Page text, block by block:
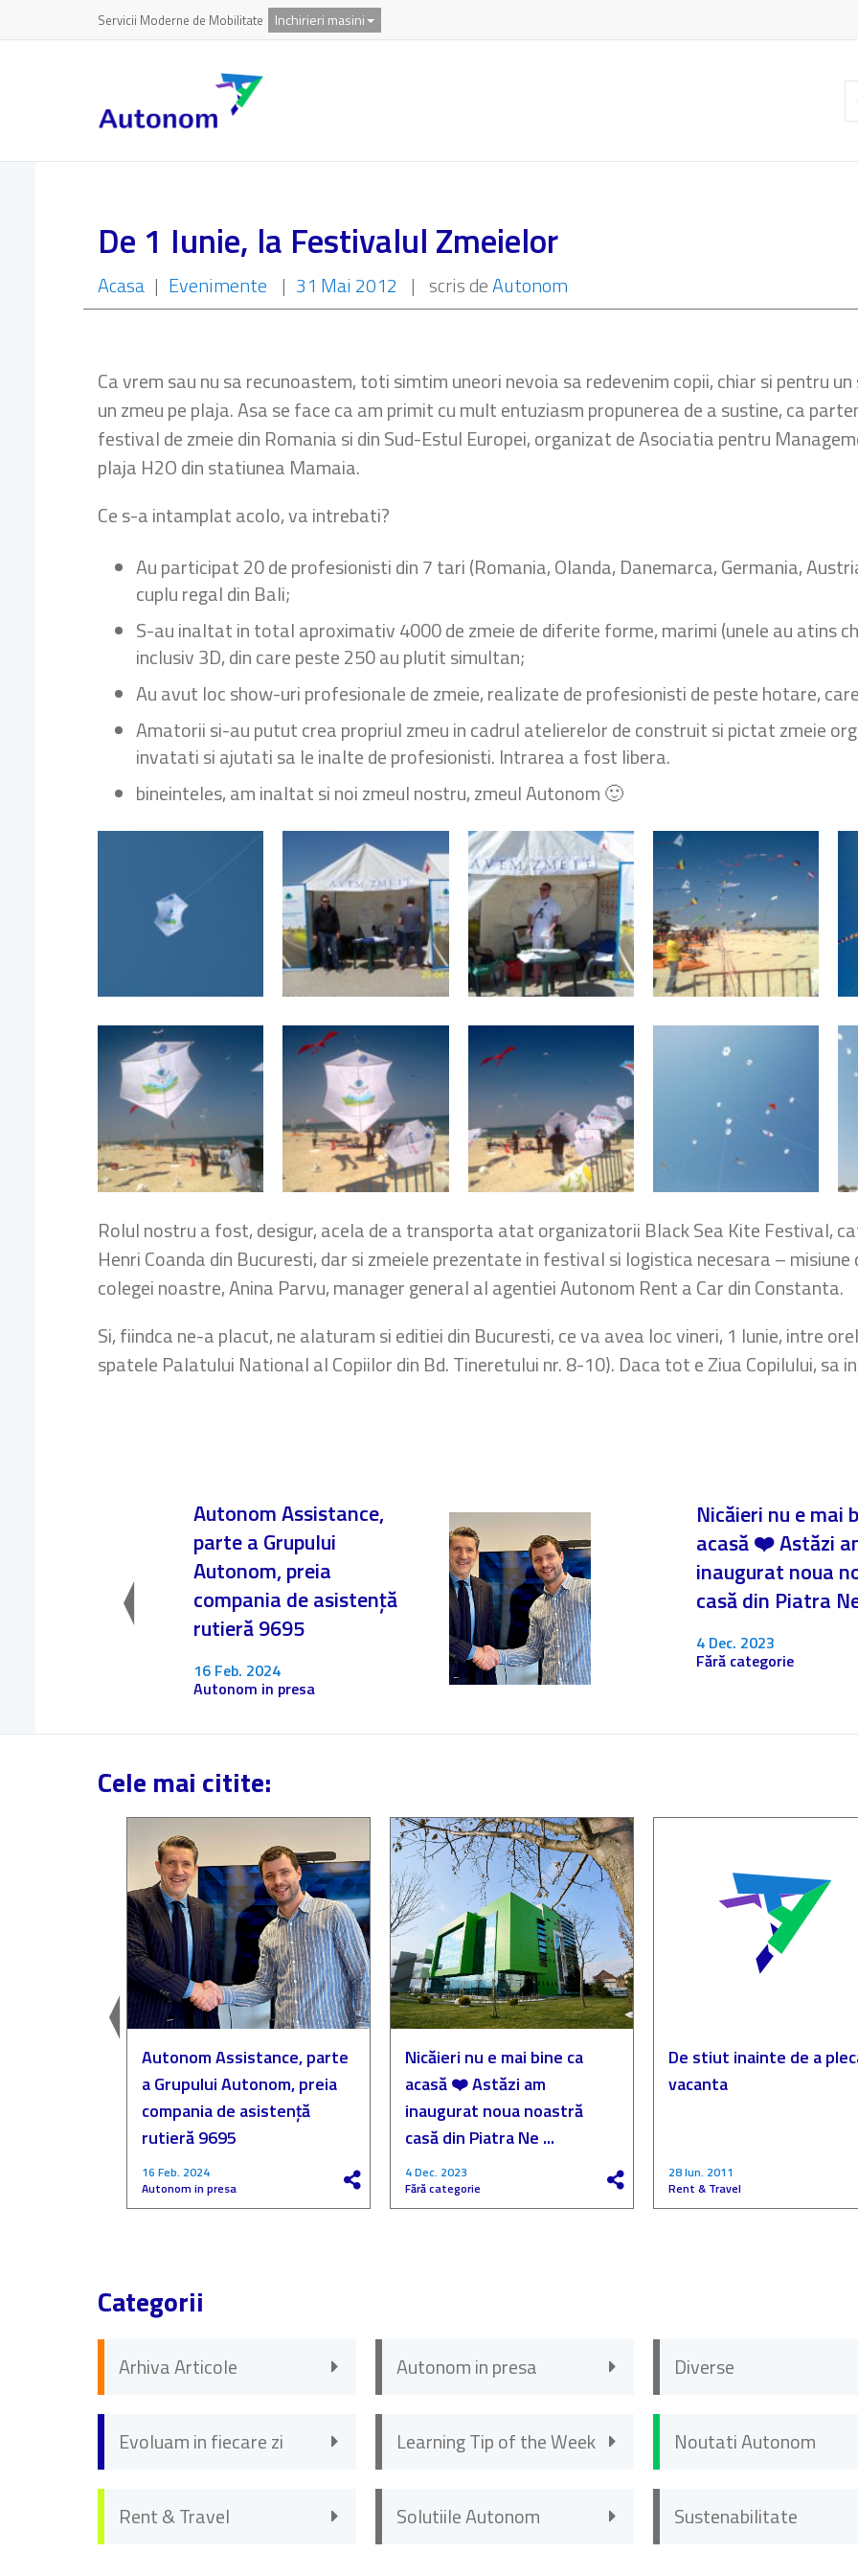
Servicii Moderne de Mobilitate Inchirieri masini
De 1 Iunie, la Festivalul Zmeielor
Acasa | Evenimente | 31 Mai 2012 | scris deAutonom
Ca vrem sau nu sa recunoastem, toti simtim uneori nevoia sa redevenim copii, chiar si pentru
un zmeu pe plaja. Asa se face ca am primit cu mult entuziasm propunerea de a sustine, ca
festival de zmeie din Romania si din Sud-Estul Europei, organizat de Asociatia pentru
plaja H2O din statiunea Mamaia.
Ce s-a intamplat acolo, va intrebati?
Au participat 20 de profesionisti din 7 tari (Romania, Olanda, Danemarca, Germania,
cuplu regal din Bali;
S-au inaltat in total aproximativ 4000 de zmeie de diferite forme, marimi (unele au atins
inclusiv 3D, din care peste 250 au plutit simultan;
Au avut loc show-uri profesionale de zmeie, realizate de profesionisti de peste hotare,
Amatorii si-au putut crea propriul zmeu in cadrul atelierelor de construit si pictat zmeie
invatati si ajutati sa le inalte de profesionisti. Intrarea a fost libera.
bineinteles, am inaltat si noi zmeul nostru, zmeul Autonom 🙂
Rolul nostru a fost, desigur, acela de a transporta atat organizatorii Black Sea Kite Festival,
Henri Coanda din Bucuresti, dar si zmeiele prezentate in festival si logistica necesara –
colegei noastre, Anina Parvu, manager general al agentiei Autonom Rent a Car din Constanta.
Si, fiindca ne-a placut, ne alaturam si editiei din Bucuresti, ce va avea loc vineri, 1 Iunie, intre
spatele Palatului National al Copiilor din Bd. Tineretului nr. 8-10). Daca tot e Ziua Copilului, sa
Autonom Assistance,
parte a Grupului
Autonom, preia
compania de asistență
rutieră 9695
16 Feb. 2024
Autonom in presa
Nicăieri nu e mai
acasă ❤️ Astăzi
inaugurat noua
casă din Piatra
4 Dec. 2023
Fără categorie
Cele mai citite:
Autonom Assistance, parte
a Grupului Autonom, preia
compania de asistență
rutieră 9695
16 Feb. 2024
Autonom in presa
Nicăieri nu e mai bine ca
acasă ❤️ Astăzi am
inaugurat noua noastră
casă din Piatra Ne ...
4 Dec. 2023
Fără categorie
De stiut inainte de a
vacanta
28 Iun. 2011
Rent & Travel
Categorii
Arhiva Articole Autonom in presa Diverse
Evoluam in fiecare zi Learning Tip of the Week Noutati Autonom
Rent & Travel Solutiile Autonom Sustenabilitate